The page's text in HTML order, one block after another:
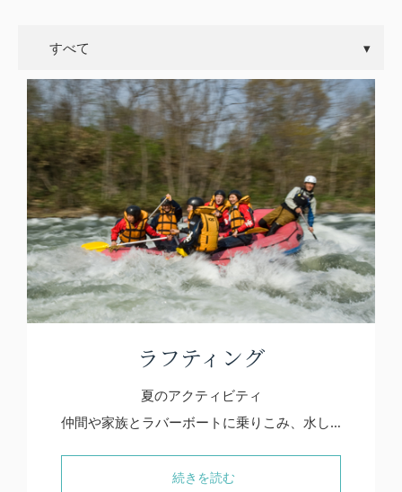
ラフティング
夏のアクティビティ
仲間や家族とラバーボートに乗りこみ、水し…
続きを読む